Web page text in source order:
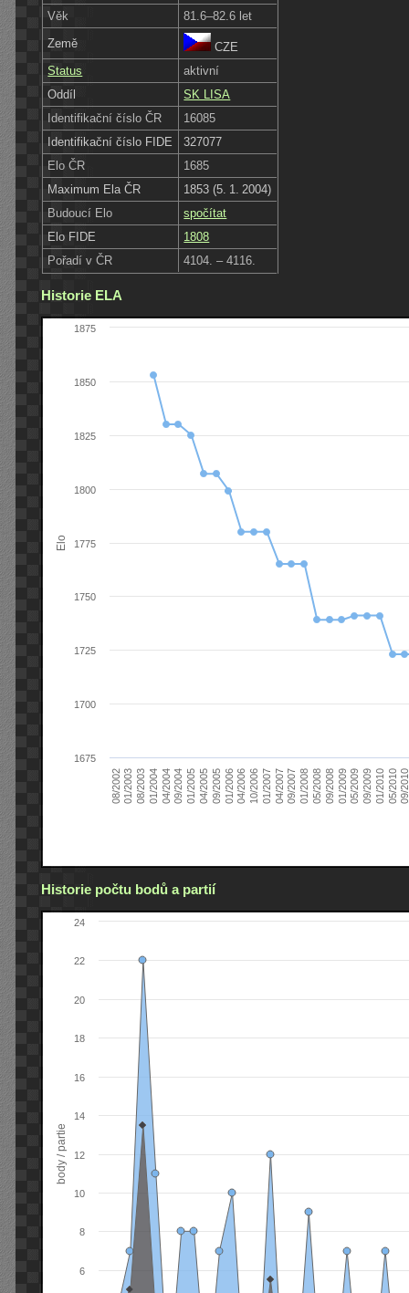
Věk
81.6–82.6 let
Země
CZE
Status
aktivní
Oddíl
SK LISA
Identifikační číslo ČR
16085
Identifikační číslo FIDE
327077
Elo ČR
1685
Maximum Ela ČR
1853 (5. 1. 2004)
Budoucí Elo
spočítat
Elo FIDE
1808
Pořadí v ČR
4104. – 4116.
Historie ELA
Elo
08/200201/200308/200301/200404/200409/200401/200504/200509/200501/200604/200610/200601/200704/200709/200701/200805/200809/200801/200905/200909/200901/201005/201009/
1675
1700
1725
1750
1775
1800
1825
1850
1875
Historie počtu bodů a partií
body / partie
6
8
10
12
14
16
18
20
22
24